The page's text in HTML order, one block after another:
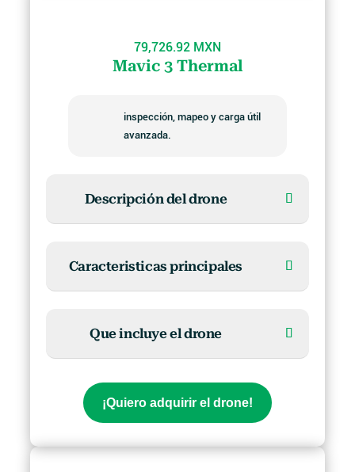
79,726.92 MXN
Mavic 3 Thermal
inspección, mapeo y carga útil
avanzada.
Descripción del drone
Caracteristicas principales
Que incluye el drone
¡Quiero adquirir el drone!